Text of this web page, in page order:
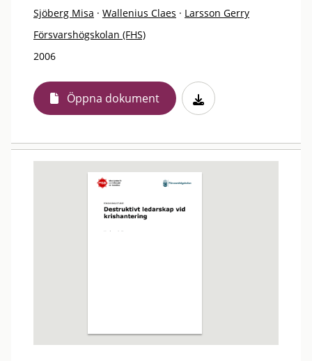
Sjöberg Misa · Wallenius Claes · Larsson Gerry
Försvarshögskolan (FHS)
2006
Öppna dokument